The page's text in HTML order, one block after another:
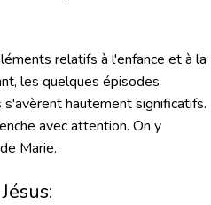
relatifs à l'enfance et à la
les quelques épisodes
hautement significatifs.
avec attention. On y
Marie.